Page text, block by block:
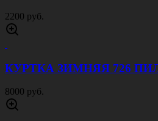
2200 руб.
КУРТКА ЗИМНЯЯ 726
8000 руб.